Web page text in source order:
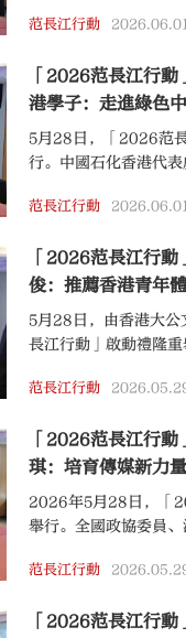
上溫暖寄語。
范長江行動 2026.06.01
「2026范長江行
港學子：走進綠色
5月28日，「2026范
行。中國石化香港代
送上深情寄語。
范長江行動 2026.06.01
「2026范長江行
俊：推薦香港青年
與鄉村振興
5月28日，由香港大
長江行動」啟動禮隆
局局長麥美娟擔任主禮
范長江行動
「2026范長江行
琪：培育傳媒新力
好故事
2026年5月28日，「
舉行。全國政協委員
表見解。
范長江行動
「2026范長江行